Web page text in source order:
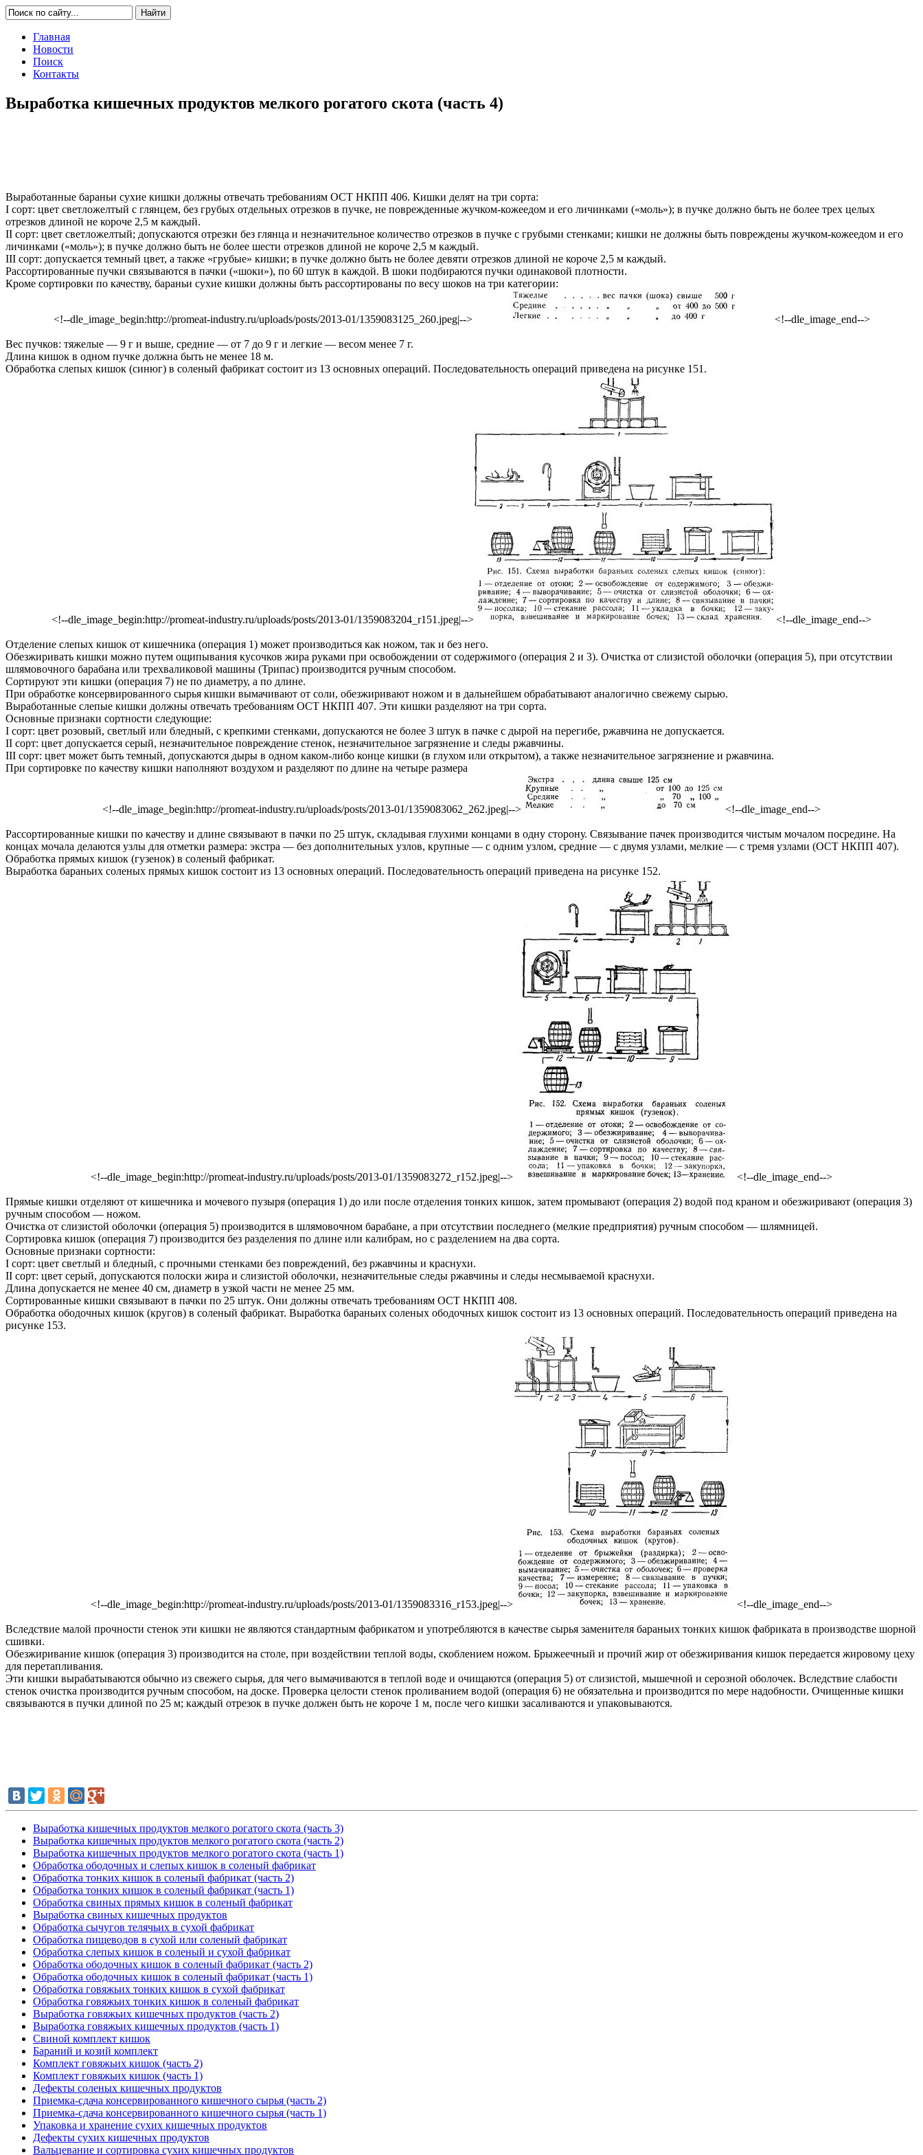
Главная
Новости
Поиск
Контакты
Выработка кишечных продуктов мелкого рогатого скота (часть 4)
Выработанные бараньи сухие кишки должны отвечать требованиям ОСТ НКПП 406. Кишки делят на три сорта:
I сорт: цвет светложелтый с глянцем, без грубых отдельных отрезков в пучке, не поврежденные жучком-кожеедом и его личинками («моль»); в пучке должно быть не более трех целых
отрезков длиной не короче 2,5 м каждый.
II сорт: цвет светложелтый; допускаются отрезки без глянца и незначительное количество отрезков в пучке с грубыми стенками; кишки не должны быть повреждены жучком-кожеедом и его
личинками («моль»); в пучке должно быть не более шести отрезков длиной не короче 2,5 м каждый.
III сорт: допускается темный цвет, а также «грубые» кишки; в пучке должно быть не более девяти отрезков длиной не короче 2,5 м каждый.
Рассортированные пучки связываются в пачки («шоки»), по 60 штук в каждой. В шоки подбираются пучки одинаковой плотности.
Кроме сортировки по качеству, бараньи сухие кишки должны быть рассортированы по весу шоков на три категории:
<!--dle_image_begin:http://promeat-industry.ru/uploads/posts/2013-01/1359083125_260.jpeg|--> <!--dle_image_end-->
Вес пучков: тяжелые — 9 г и выше, средние — от 7 до 9 г и легкие — весом менее 7 г.
Длина кишок в одном пучке должна быть не менее 18 м.
Обработка слепых кишок (синюг) в соленый фабрикат состоит из 13 основных операций. Последовательность операций приведена на рисунке 151.
<!--dle_image_begin:http://promeat-industry.ru/uploads/posts/2013-01/1359083204_r151.jpeg|--> <!--dle_image_end-->
Отделение слепых кишок от кишечника (операция 1) может производиться как ножом, так и без него.
Обезжиривать кишки можно путем ощипывания кусочков жира руками при освобождении от содержимого (операция 2 и 3). Очистка от слизистой оболочки (операция 5), при отсутствии
шлямовочного барабана или трехваликовой машины (Трипас) производится ручным способом.
Сортируют эти кишки (операция 7) не по диаметру, а по длине.
При обработке консервированного сырья кишки вымачивают от соли, обезжиривают ножом и в дальнейшем обрабатывают аналогично свежему сырью.
Выработанные слепые кишки должны отвечать требованиям ОСТ НКПП 407. Эти кишки разделяют на три сорта.
Основные признаки сортности следующие:
I сорт: цвет розовый, светлый или бледный, с крепкими стенками, допускаются не более 3 штук в пачке с дырой на перегибе, ржавчина не допускается.
II сорт: цвет допускается серый, незначительное повреждение стенок, незначительное загрязнение и следы ржавчины.
III сорт: цвет может быть темный, допускаются дыры в одном каком-либо конце кишки (в глухом или открытом), а также незначительное загрязнение и ржавчина.
При сортировке по качеству кишки наполняют воздухом и разделяют по длине на четыре размера
<!--dle_image_begin:http://promeat-industry.ru/uploads/posts/2013-01/1359083062_262.jpeg|--> <!--dle_image_end-->
Рассортированные кишки по качеству и длине связывают в пачки по 25 штук, складывая глухими концами в одну сторону. Связывание пачек производится чистым мочалом посредине. На
концах мочала делаются узлы для отметки размера: экстра — без дополнительных узлов, крупные — с одним узлом, средние — с двумя узлами, мелкие — с тремя узлами (ОСТ НКПП 407).
Обработка прямых кишок (гузенок) в соленый фабрикат.
Выработка бараньих соленых прямых кишок состоит из 13 основных операций. Последовательность операций приведена на рисунке 152.
<!--dle_image_begin:http://promeat-industry.ru/uploads/posts/2013-01/1359083272_r152.jpeg|--> <!--dle_image_end-->
Прямые кишки отделяют от кишечника и мочевого пузыря (операция 1) до или после отделения тонких кишок, затем промывают (операция 2) водой под краном и обезжиривают (операция 3)
ручным способом — ножом.
Очистка от слизистой оболочки (операция 5) производится в шлямовочном барабане, а при отсутствии последнего (мелкие предприятия) ручным способом — шлямницей.
Сортировка кишок (операция 7) производится без разделения по длине или калибрам, но с разделением на два сорта.
Основные признаки сортности:
I сорт: цвет светлый и бледный, с прочными стенками без повреждений, без ржавчины и краснухи.
II сорт: цвет серый, допускаются полоски жира и слизистой оболочки, незначительные следы ржавчины и следы несмываемой краснухи.
Длина допускается не менее 40 см, диаметр в узкой части не менее 25 мм.
Сортированные кишки связывают в пачки по 25 штук. Они должны отвечать требованиям ОСТ НКПП 408.
Обработка ободочных кишок (кругов) в соленый фабрикат. Выработка бараньих соленых ободочных кишок состоит из 13 основных операций. Последовательность операций приведена на
рисунке 153.
<!--dle_image_begin:http://promeat-industry.ru/uploads/posts/2013-01/1359083316_r153.jpeg|--> <!--dle_image_end-->
Вследствие малой прочности стенок эти кишки не являются стандартным фабрикатом и употребляются в качестве сырья заменителя бараньих тонких кишок фабриката в производстве шорной
сшивки.
Обезжиривание кишок (операция 3) производится на столе, при воздействии теплой воды, скоблением ножом. Брыжеечный и прочий жир от обезжиривания кишок передается жировому цеху
для перетапливания.
Эти кишки вырабатываются обычно из свежего сырья, для чего вымачиваются в теплой воде и очищаются (операция 5) от слизистой, мышечной и серозной оболочек. Вследствие слабости
стенок очистка производится ручным способом, на доске. Проверка целости стенок проливанием водой (операция 6) не обязательна и производится по мере надобности. Очищенные кишки
связываются в пучки длиной по 25 м; каждый отрезок в пучке должен быть не короче 1 м, после чего кишки засаливаются и упаковываются.
Выработка кишечных продуктов мелкого рогатого скота (часть 3)
Выработка кишечных продуктов мелкого рогатого скота (часть 2)
Выработка кишечных продуктов мелкого рогатого скота (часть 1)
Обработка ободочных и слепых кишок в соленый фабрикат
Обработка тонких кишок в соленый фабрикат (часть 2)
Обработка тонких кишок в соленый фабрикат (часть 1)
Обработка свиных прямых кишок в соленый фабрикат
Выработка свиных кишечных продуктов
Обработка сычугов телячьих в сухой фабрикат
Обработка пищеводов в сухой или соленый фабрикат
Обработка слепых кишок в соленый и сухой фабрикат
Обработка ободочных кишок в соленый фабрикат (часть 2)
Обработка ободочных кишок в соленый фабрикат (часть 1)
Обработка говяжьих тонких кишок в сухой фабрикат
Обработка говяжьих тонких кишок в соленый фабрикат
Выработка говяжьих кишечных продуктов (часть 2)
Выработка говяжьих кишечных продуктов (часть 1)
Свиной комплект кишок
Бараний и козий комплект
Комплект говяжьих кишок (часть 2)
Комплект говяжьих кишок (часть 1)
Дефекты соленых кишечных продуктов
Приемка-сдача консервированного кишечного сырья (часть 2)
Приемка-сдача консервированного кишечного сырья (часть 1)
Упаковка и хранение сухих кишечных продуктов
Дефекты сухих кишечных продуктов
Вальцевание и сортировка сухих кишечных продуктов